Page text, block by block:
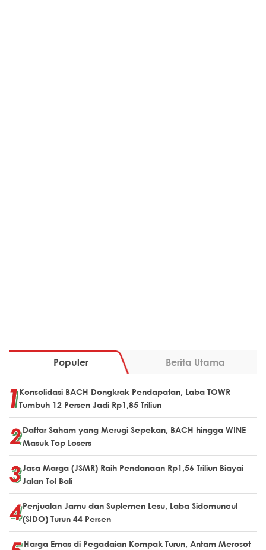
Populer Berita Utama
Konsolidasi BACH Dongkrak Pendapatan, Laba TOWR
Tumbuh 12 Persen Jadi Rp1,85 Triliun
Daftar Saham yang Merugi Sepekan, BACH hingga WINE
Masuk Top Losers
Jasa Marga (JSMR) Raih Pendanaan Rp1,56 Triliun Biayai
Jalan Tol Bali
Penjualan Jamu dan Suplemen Lesu, Laba Sidomuncul
(SIDO) Turun 44 Persen
Harga Emas di Pegadaian Kompak Turun, Antam Merosot